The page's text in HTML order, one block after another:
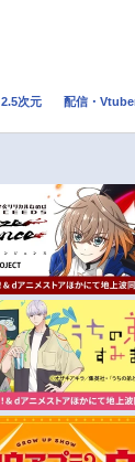
トレンド
秋アニメ
冬アニメ
2.5次元 配信・